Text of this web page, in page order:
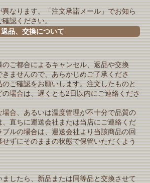
なります。「注文承諾メール」でお知ら
確認ください。
返品、交換について
ご都合によるキャンセル、返品や交換
ませんので、あらかじめご了承くださ
ご確認をお願いします。注文したものと
場合は、遅くとも2日以内にご連絡くださ
合、あるいは温度管理が不十分で品質の
直ちに運送会社または当店にご連絡くだ
ルの場合は、運送会社より当該商品の回
ずにそのままの状態で保管いただくよう
したら、新品または同等品と交換させて